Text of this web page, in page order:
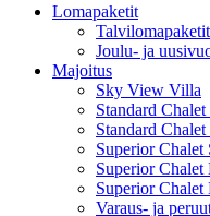
Lomapaketit
Talvilomapaketit
Joulu- ja
Majoitus
Sky View Villa
Standard Chalet
Standard
Superior Chalet
Superior Chalet
Superior Chalet
Varaus- ja